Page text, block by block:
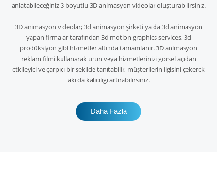
anlatabileceğiniz 3 boyutlu 3D animasyon videolar oluşturabilirsiniz.
3D animasyon videolar; 3d animasyon şirketi ya da 3d animasyon
yapan firmalar tarafından 3d motion graphics services, 3d
prodüksiyon gibi hizmetler altında tamamlanır. 3D animasyon
reklam filmi kullanarak ürün veya hizmetlerinizi görsel açıdan
etkileyici ve çarpıcı bir şekilde tanıtabilir, müşterilerin ilgisini çekerek
akılda kalıcılığı artırabilirsiniz.
Daha Fazla